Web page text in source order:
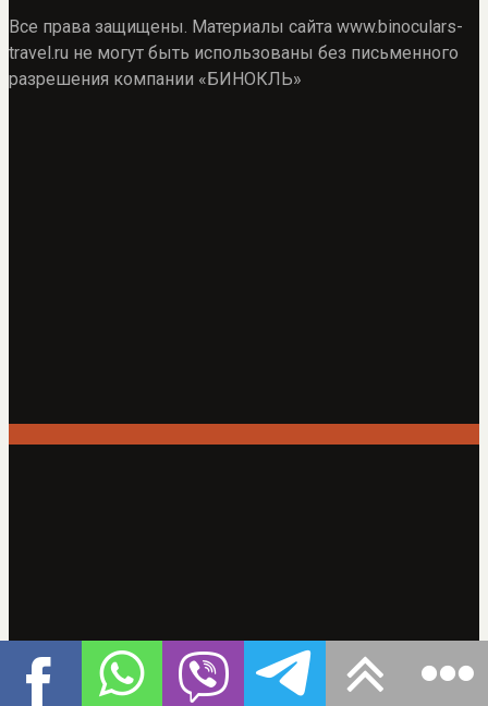
Все права защищены. Материалы сайта www.binoculars-
travel.ru не могут быть использованы без письменного
разрешения компании «БИНОКЛЬ»